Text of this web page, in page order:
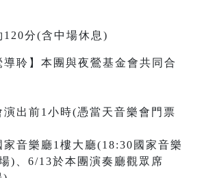
120分(含中場休息)
導聆】本團與夜鶯基金會共同合
演出前1小時(憑當天音樂會門票
音樂廳1樓大廳(18:30國家音樂
)、6/13於本團演奏廳觀眾席